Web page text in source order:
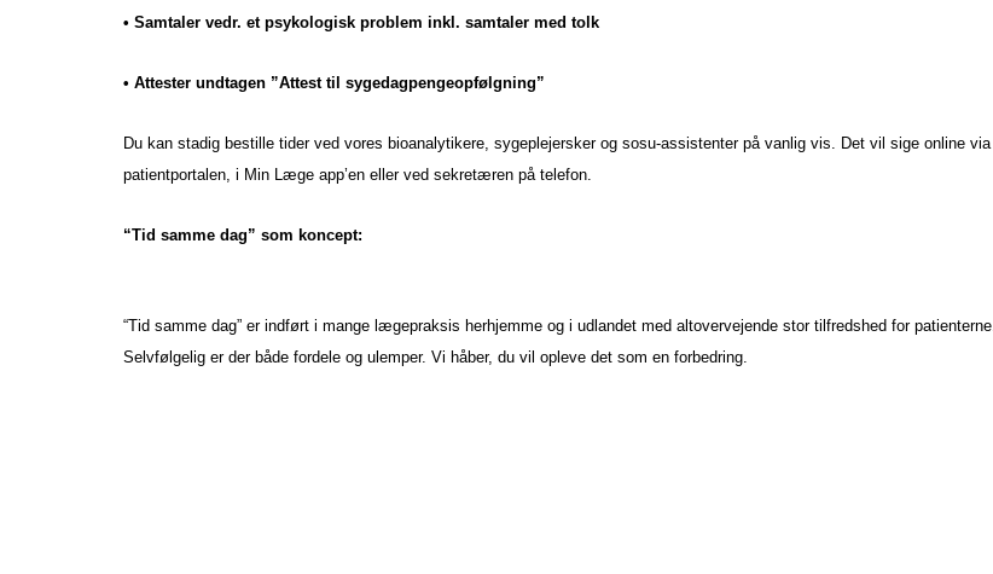
• Samtaler vedr. et psykologisk problem inkl. samtaler med tolk
• Attester undtagen ”Attest til sygedagpengeopfølgning”
Du kan stadig bestille tider ved vores bioanalytikere, sygeplejersker og sosu-assistenter på vanlig vis. Det vil sige online via
patientportalen, i Min Læge app’en eller ved sekretæren på telefon.
“Tid samme dag” som koncept:
“Tid samme dag” er indført i mange lægepraksis herhjemme og i udlandet med altovervejende stor tilfredshed for patienterne.
Selvfølgelig er der både fordele og ulemper. Vi håber, du vil opleve det som en forbedring.